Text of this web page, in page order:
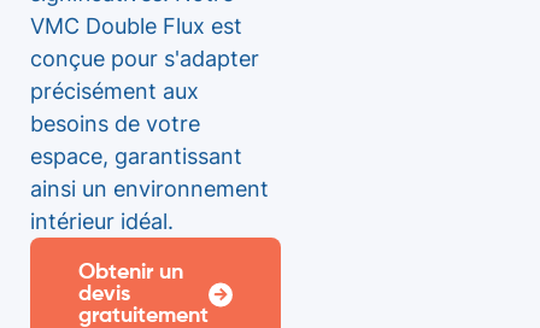
VMC Double Flux est
conçue pour s'adapter
précisément aux
besoins de votre
espace, garantissant
ainsi un environnement
intérieur idéal.
Obtenir un
devis
gratuitement